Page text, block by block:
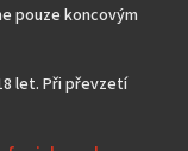
pouze koncovým
let. Při převzetí